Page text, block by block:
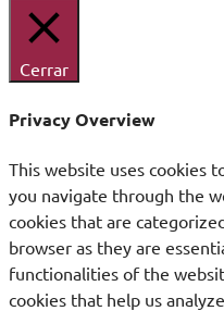
Cerrar
Privacy Overview
This website uses cookies
you navigate through the
cookies that are
browser as they are
functionalities of the
cookies that help us